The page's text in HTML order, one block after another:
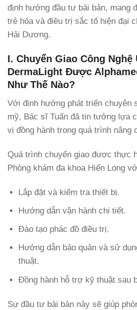
định hướng đầu tư bài bản, mang
trẻ hóa và điều trị sắc tố hiện đại
Hải Dương.
I. Chuyển Giao Công Nghệ
DermaLight Được
Như Thế Nào?
Với định hướng phát triển chuyên
mỹ, Bác sĩ Tuấn đã tin tưởng lựa
vị đồng hành trong quá trình nâng
Quá trình chuyển giao được thực
Phòng khám đa khoa Hiển Long
Lắp đặt và kiểm tra thiết bị.
Hướng dẫn vận hành chi tiết.
Đào tạo phác đồ điều trị.
Hướng dẫn bảo quản và sử
thuật.
Đồng hành hỗ trợ kỹ thuật sau
Sự đầu tư bài bản này sẽ giúp